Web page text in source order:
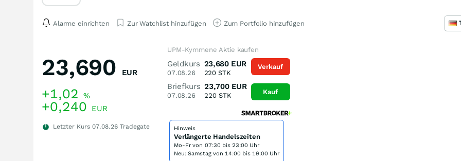
Alarme einrichten Zur Watchlist hinzufügen Zum Portfolio hinzufügen
23,690 EUR
+1,02 %
+0,240 EUR
Letzter Kurs 07.08.26 Tradegate
UPM-Kymmene Aktie kaufen
Geldkurs
07.08.26
23,680 EUR
220 STK
Briefkurs
07.08.26
23,700 EUR
220STK
Verkauf
Kauf
Hinweis
Verlängerte Handelszeiten
Mo-Fr von 07:30 bis 23:00 Uhr
Neu: Samstag von 14:00 bis 19:00 Uhr